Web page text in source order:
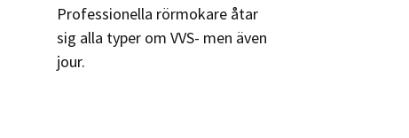
Professionella rörmokare åtar
sig alla typer om VVS- men även
jour.